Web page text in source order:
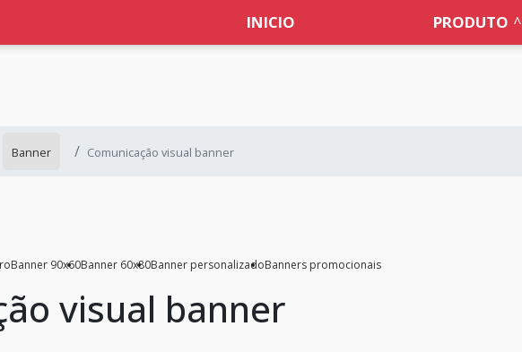
INICIO PRODUTO
Banner Comunicação visual banner
Banner 90x60Banner 60x80Banner personalizadoBanners promocionais
visual banner